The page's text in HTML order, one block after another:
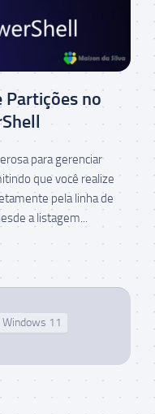
Partições no
para gerenciar
que você realize
pela linha de
a listagem...
Windows 11